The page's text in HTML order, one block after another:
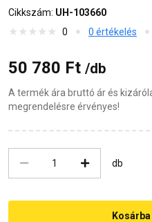
Cikkszám: UH-103660
0
0 értékelés
50 780 Ft /db
A termék ára bruttó ár és
megrendelésre érvényes!
db